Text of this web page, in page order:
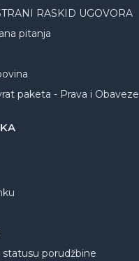
RASKID UGOVORA
pitanja
paketa - Prava i Obaveze
porudžbine